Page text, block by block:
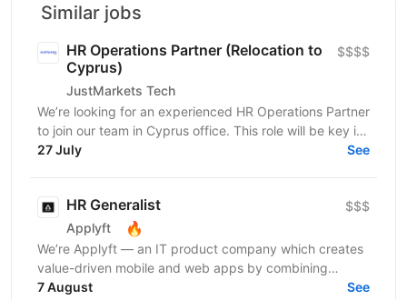
Similar jobs
HR Operations Partner (Relocation to
Cyprus)
JustMarkets Tech
$$$$
We’re looking for an experienced HR Operations Partner
to join our team in Cyprus office. This role will be key in
aligning HR initiatives with business...
27 July See
HR Generalist
Applyft 🔥
$$$
We’re Applyft — an IT product company which creates
value-driven mobile and web apps by combining
technology, analytics, and creativity. We launched a
7 August See